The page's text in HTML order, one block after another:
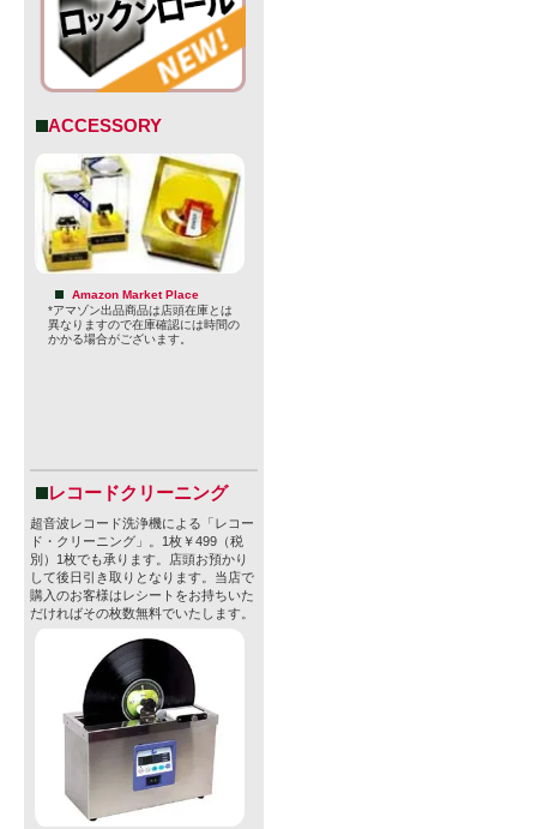
ACCESSORY
Amazon Market Place
*アマゾン出品商品は店頭在庫とは
異なりますので在庫確認には時間の
かかる場合がございます。
レコードクリーニング
超音波レコード洗浄機による「レコー
ド・クリーニング」。1枚￥499（税
別）1枚でも承ります。店頭お預かり
して後日引き取りとなります。当店で
購入のお客様はレシートをお持ちいた
だければその枚数無料でいたします。